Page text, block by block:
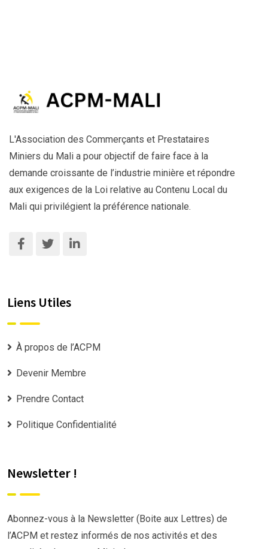
L'Association des Commerçants et Prestataires
Miniers du Mali a pour objectif de faire face à la
demande croissante de l’industrie minière et répondre
aux exigences de la Loi relative au Contenu Local du
Mali qui privilégient la préférence nationale.
Liens Utiles
À propos de l’ACPM
Devenir Membre
Prendre Contact
Politique Confidentialité
Newsletter !
Abonnez-vous à la Newsletter (Boite aux Lettres) de
l’ACPM et restez informés de nos activités et des